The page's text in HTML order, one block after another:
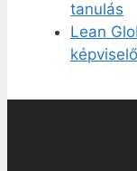
tanulás
Lean